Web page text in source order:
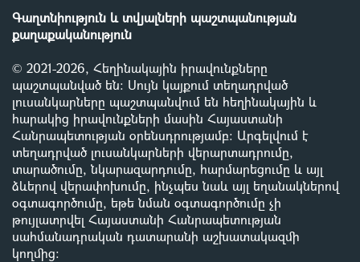
Գաղտնիություն և տվյալների պաշտպանության
քաղաքականություն
© 2021-2026, Հեղինակային իրավունքները
պաշտպանված են: Սույն կայքում տեղադրված
լուսանկարները պաշտպանվում են հեղինակային և
հարակից իրավունքների մասին Հայաստանի
Հանրապետության օրենսդրությամբ: Արգելվում է
տեղադրված լուսանկարների վերարտադրումը,
տարածումը, նկարազարդումը, հարմարեցումը և այլ
ձևերով վերափոխումը, ինչպես նաև այլ եղանակներով
օգտագործումը, եթե նման օգտագործումը չի
թույլատրվել Հայաստանի Հանրապետության
սահմանադրական դատարանի աշխատակազմի
կողմից: